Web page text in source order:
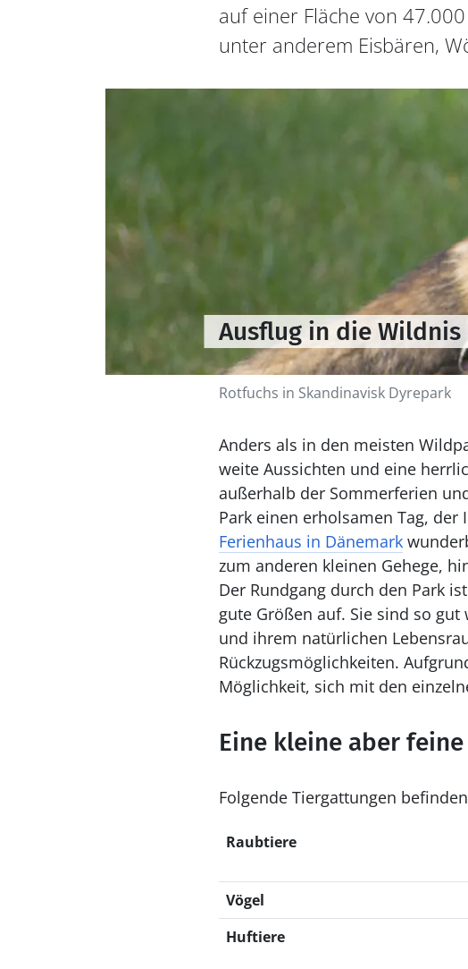
auf einer Fläche von
unter anderem Eisbären,
Rotfuchs in Skandinavisk Dyrepark
Ausflug in die Wildnis
Anders als in den meisten
weite Aussichten und eine
außerhalb der Sommerferien
Park einen erholsamen Tag,
Ferienhaus in Dänemark
zum anderen kleinen Gehege,
Der Rundgang durch den Park
gute Größen auf. Sie sind so
und ihrem natürlichen
Rückzugsmöglichkeiten.
Möglichkeit, sich mit den
Eine kleine aber
Folgende Tiergattungen
Raubtiere
Vögel
Huftiere